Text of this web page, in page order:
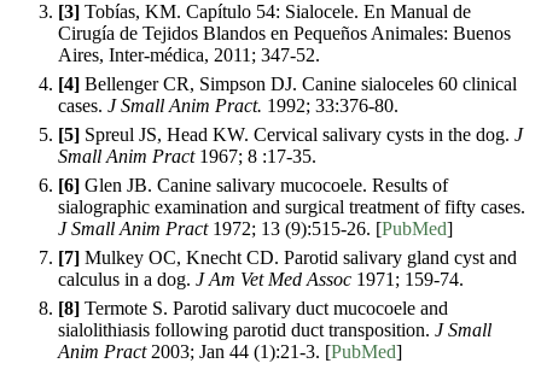
[3] Tobías, KM. Capítulo 54: Sialocele. En Manual de
Cirugía de Tejidos Blandos en Pequeños Animales: Buenos
Aires, Inter-médica, 2011; 347-52.
[4] Bellenger CR, Simpson DJ. Canine sialoceles 60 clinical
cases. J Small Anim Pract. 1992; 33:376-80.
[5] Spreul JS, Head KW. Cervical salivary cysts in the dog. J
Small Anim Pract1967; 8 :17-35.
[6] Glen JB. Canine salivary mucocoele. Results of
sialographic examination and surgical treatment of fifty cases.
J Small Anim Pract1972; 13 (9):515-26. [PubMed]
[7] Mulkey OC, Knecht CD. Parotid salivary gland cyst and
calculus in a dog. J Am Vet Med Assoc 1971; 159-74.
[8] Termote S. Parotid salivary duct mucocoele and
sialolithiasis following parotid duct transposition. J Small
Anim Pract2003; Jan 44 (1):21-3. [PubMed]